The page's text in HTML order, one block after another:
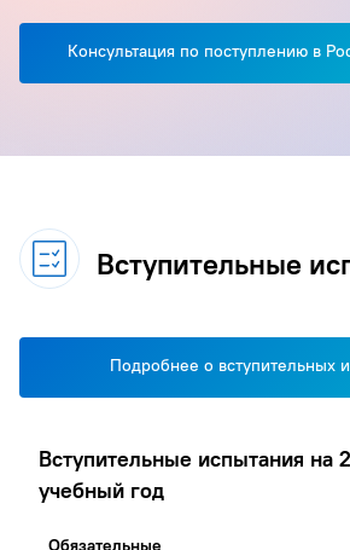
Консультация по поступлению в
Вступительные
Подробнее о вступительных
Вступительные испытания на
учебный год
Обязательные